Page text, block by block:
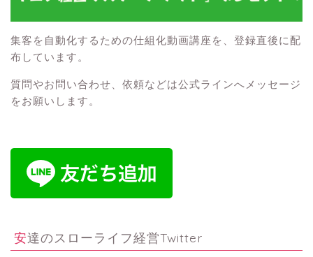
集客を自動化するための仕組化動画講座を、登録直後に配
布しています。
質問やお問い合わせ、依頼などは公式ラインへメッセージ
をお願いします。
安達のスローライフ経営Twitter